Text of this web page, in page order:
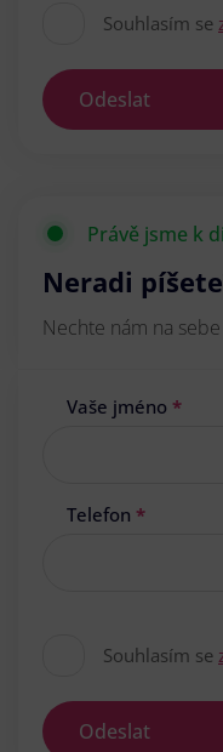
Souhlasím se
Odeslat
Právě jsme k
Neradi
Nechte nám na
Vaše jméno *
Telefon *
Souhlasím se
Odeslat